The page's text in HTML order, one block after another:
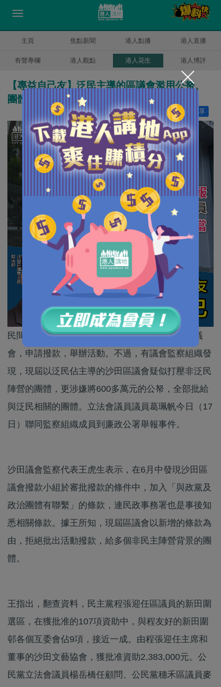
主頁 焦點新聞 港人點播 港人直播
有聲專欄 港人觀點 港人花生 港人博評
【專益自己友】泛民主導的區議會濫用公帑、
團體到廉署舉報公職人員行為失當
分享
讚好 7
民間團體和法團只要符合資格，每年可向各區區議
會，申請撥款，舉辦活動。不過，有議會監察組織發
現，現屆以泛民佔主導的沙田區議會疑似打壓非泛民
陣營的團體，更涉嫌將600多萬元的公帑，全部批給
與泛民相關的團體。立法會議員議員葛珮帆今日（17
日）聯同監察組織成員到廉政公署舉報事件。
沙田議會監察代表王虎生表示，在6月中發現沙田區
議會撥款小組於審批撥款的條件中，加入「與政黨及
政治團體有聯繫」的條款，連民政事務署也是事後知
悉相關條款。據王所知，現屆區議會以新增的條款為
由，拒絕批出活動撥款，給多個非民主陣營背景的團
體。
王指出，翻查資料，民主黨程張迎任區議員的新田圍
選區，在獲批准的107項資助中，與程友好的新田圍
邨各個互委會佔9項，接近一成。由程張迎任主席和
董事的沙田文藝協會，獲批准資助2,383,000元。公
民黨立法會議員楊岳橋任顧問、公民黨穗禾區議員麥